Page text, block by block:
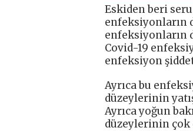
Eskiden beri
enfeksiyonların
enfeksiyonların
Covid-19
enfeksiyon
Ayrıca bu
düzeylerinin
Ayrıca yoğun
düzeylerinin çok